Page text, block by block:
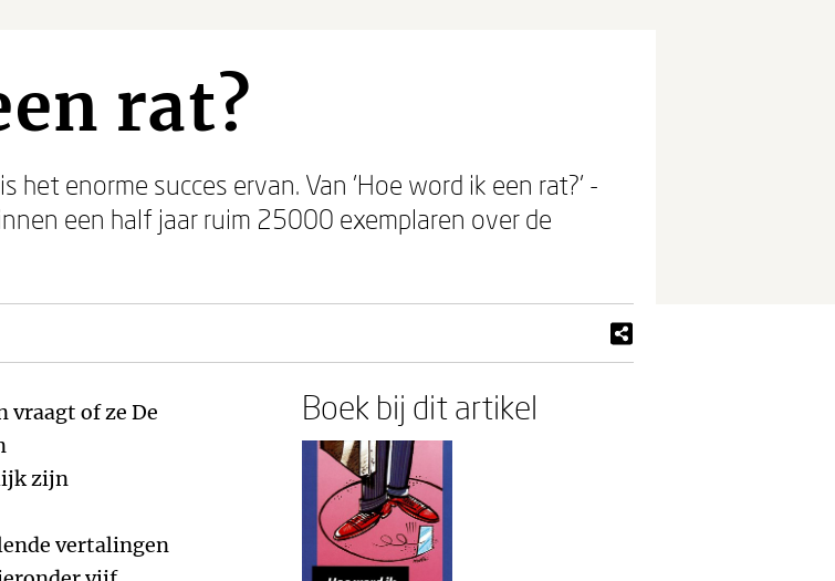
rat?
het enorme succes ervan. Van 'Hoe word ik een rat?' -
een half jaar ruim 25000 exemplaren over de
vraagt of ze De
zijn
vertalingen
Boek bij dit artikel